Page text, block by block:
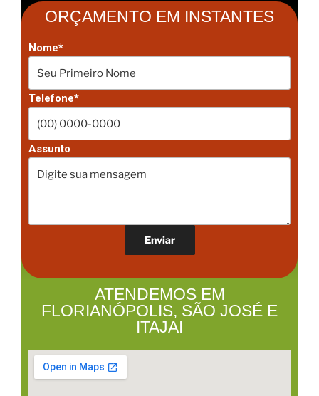
ORÇAMENTO EM INSTANTES
Nome*
Telefone*
Assunto
ATENDEMOS EM
FLORIANÓPOLIS, SÃO JOSÉ E
ITAJAI